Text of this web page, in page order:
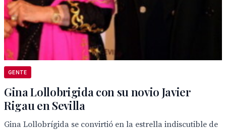
GENTE
Gina Lollobrigida con su novio Javier
Rigau en Sevilla
Gina Lollobrígida se convirtió en la estrella indiscutible de